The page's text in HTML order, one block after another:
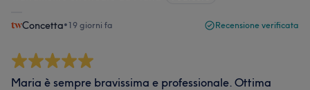
Concetta•19 giorni fa Recensione verificata
Maria è sempre bravissima e professionale. Ottima